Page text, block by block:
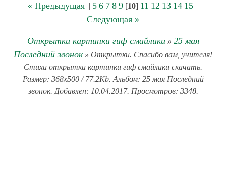
« Предыдущая| 5 6 7 8 9[10] 11 12 13 14 15|
Следующая »
Открытки картинки гиф смайлики» 25 мая
Последний звонок» Открытки. Спасибо вам, учителя!
Стихи открытки картинки гиф смайлики скачать.
Размер: 368x500 / 77.2Kb. Альбом: 25 мая Последний
звонок. Добавлен: 10.04.2017. Просмотров: 3348.